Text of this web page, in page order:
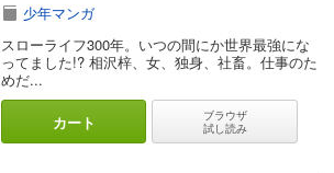
少年マンガ
スローライフ300年。いつの間にか世界最強にな
ってました!? 相沢梓、女、独身、社畜。仕事のた
めだ...
カート
ブラウザ
試し読み